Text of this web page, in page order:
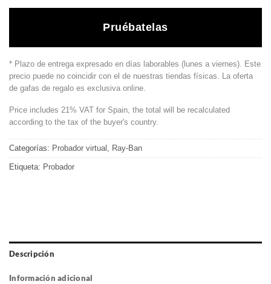
Pruébatelas
* Plazo de entrega expresado en días laborables (lunes a viernes). Este
precio puede no coincidir con el de nuestras tiendas físicas. La oferta
de gafas de regalo es exclusiva online.
Price includes 21% VAT for Spain, the total will be recalculated
according to the tax of the buyer's country.
Categorías: Probador virtual , Ray-Ban
Etiqueta: Probador
Descripción
Información adicional